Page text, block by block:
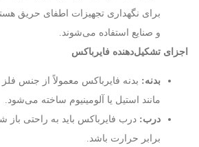
برای نگهداری تجهیزات اطفای حریق
و صنایع استفاده می‌شوند.
اجزای تشکیل‌دهنده فایرباکس
بدنه: بدنه فایرباکس معمولاً از جنس
مانند استیل یا آلومینیوم ساخته می‌شود.
درب: درب فایرباکس باید به راحتی باز
برابر حرارت باشد.